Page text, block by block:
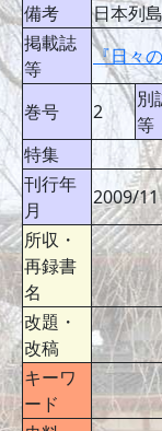
備考
日本列
掲載誌
等
『日々
巻号
2
別
等
特集
刊行年
月
2009/11
所収・
再録書
名
改題・
改稿
キーワ
ード